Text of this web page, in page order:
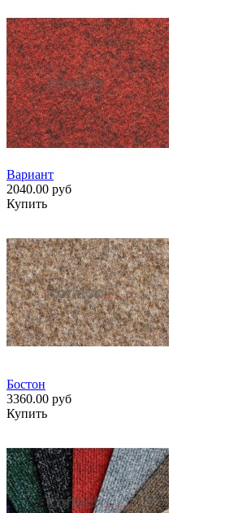
Вариант
2040.00 руб
Купить
Бостон
3360.00 руб
Купить